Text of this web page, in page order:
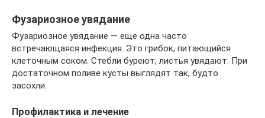
Фузариозное увядание
Фузариозное увядание — еще одна часто
встречающаяся инфекция. Это грибок, питающийся
клеточным соком. Стебли буреют, листья увядают. При
достаточном поливе кусты выглядят так, будто
засохли.
Профилактика и лечение